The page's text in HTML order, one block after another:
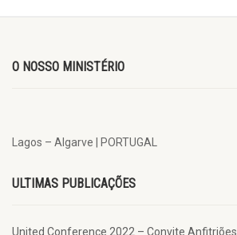
O NOSSO MINISTÉRIO
Lagos – Algarve | PORTUGAL
ULTIMAS PUBLICAÇÕES
United Conference 2022 – Convite Anfitriões